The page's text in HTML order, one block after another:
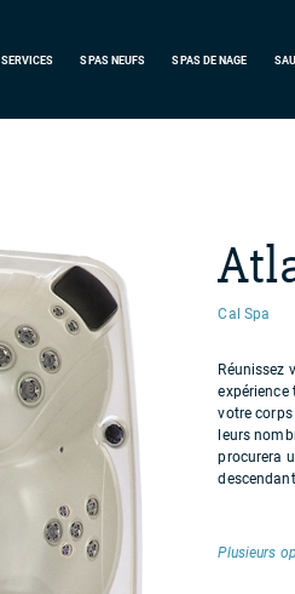
SPAS DE NAGE
SPASNEUFS
SERVICES
Cal Spa
Réunissez
expérience
votre
leurs
procurera
Plusieurs